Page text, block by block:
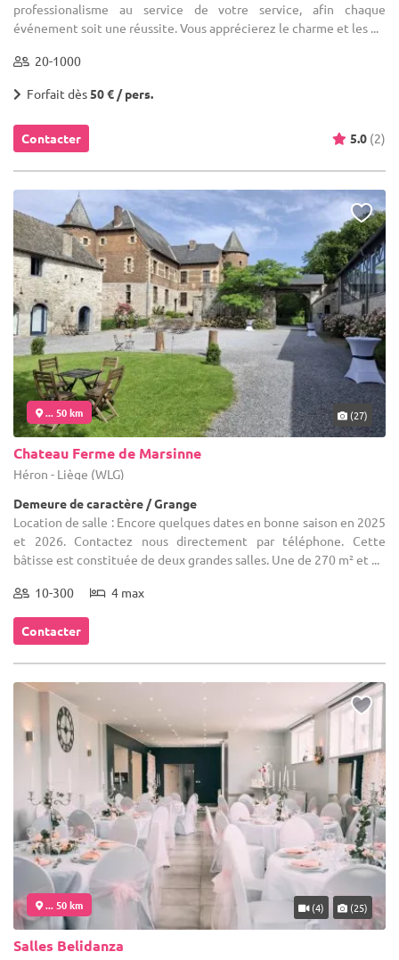
professionalisme au service de votre service, afin chaque
événement soit une réussite. Vous apprécierez le charme et les ...
20-1000
Forfait dès50 € / pers.
Contacter 5.0 (2)
... 50 km (27)
Chateau Ferme de Marsinne
Héron - Liège (WLG)
Demeure de caractère / Grange
Location de salle : Encore quelques dates en bonne saison en 2025
et 2026. Contactez nous directement par téléphone. Cette
bâtisse est constituée de deux grandes salles. Une de 270 m² et ...
10-300 4 max
Contacter
... 50 km (4) (25)
Salles Belidanza